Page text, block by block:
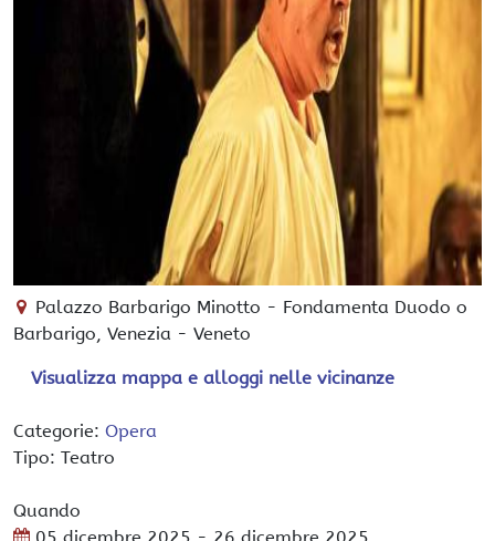
Palazzo Barbarigo Minotto - Fondamenta Duodo o
Barbarigo, Venezia - Veneto
Visualizza mappa e alloggi nelle vicinanze
Categorie: Opera
Tipo: Teatro
Quando